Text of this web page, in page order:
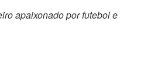
apaixonado por futebol e